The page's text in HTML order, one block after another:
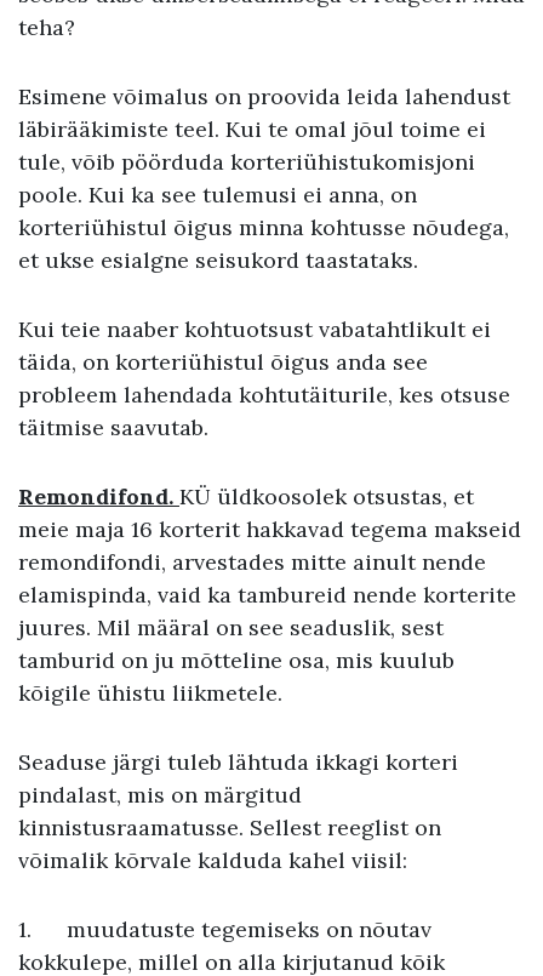
teha?
Esimene võimalus on proovida leida lahendust
läbirääkimiste teel. Kui te omal jõul toime ei
tule, võib pöörduda korteriühistukomisjoni
poole. Kui ka see tulemusi ei anna, on
korteriühistul õigus minna kohtusse nõudega,
et ukse esialgne seisukord taastataks.
Kui teie naaber kohtuotsust vabatahtlikult ei
täida, on korteriühistul õigus anda see
probleem lahendada kohtutäiturile, kes otsuse
täitmise saavutab.
Remondifond. KÜ üldkoosolek otsustas, et
meie maja 16 korterit hakkavad tegema makseid
remondifondi, arvestades mitte ainult nende
elamispinda, vaid ka tambureid nende korterite
juures. Mil määral on see seaduslik, sest
tamburid on ju mõtteline osa, mis kuulub
kõigile ühistu liikmetele.
Seaduse järgi tuleb lähtuda ikkagi korteri
pindalast, mis on märgitud
kinnistusraamatusse. Sellest reeglist on
võimalik kõrvale kalduda kahel viisil:
1.
muudatuste tegemiseks on nõutav
kokkulepe, millel on alla kirjutanud kõik